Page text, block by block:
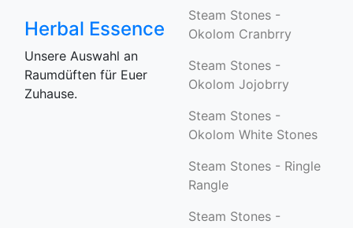
Herbal Essence
Unsere Auswahl an
Raumdüften für Euer
Zuhause.
Steam Stones -
Okolom Cranbrry
Steam Stones -
Okolom Jojobrry
Steam Stones -
Okolom White Stones
Steam Stones - Ringle
Rangle
Steam Stones -